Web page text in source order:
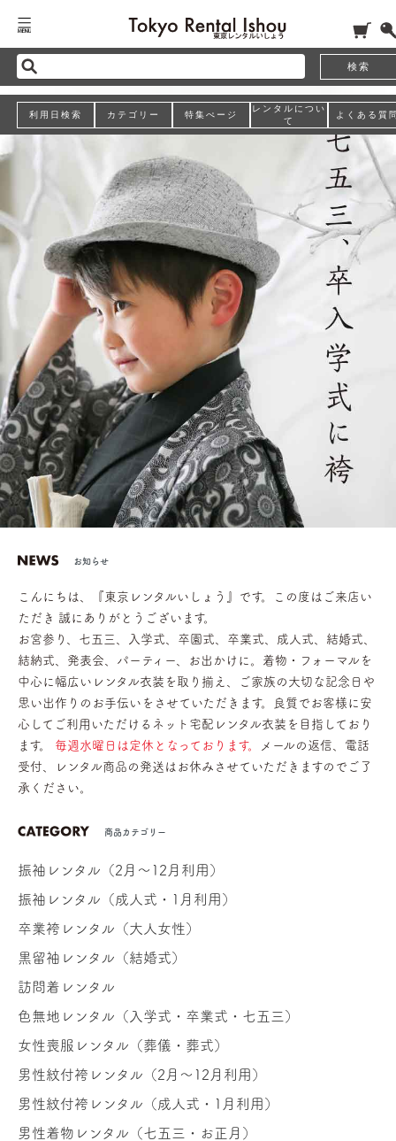
検索
利用日検索 カテゴリー 特集ぺージ
レンタルについ
て
よくある質
お知らせ
こんにちは、『東京レンタルいしょう』です。この度はご来店い
ただき 誠にありがとうございます。
お宮参り、七五三、入学式、卒園式、卒業式、成人式、結婚式、
結納式、発表会、パーティー、お出かけに。着物・フォーマルを
中心に幅広いレンタル衣装を取り揃え、ご家族の大切な記念日や
思い出作りのお手伝いをさせていただきます。良質でお客様に安
心してご利用いただけるネット宅配レンタル衣装を目指しており
ます。 毎週水曜日は定休となっております。
メールの返信、電話
受付、レンタル商品の発送はお休みさせていただきますのでご了
承ください。
商品カテゴリー
振袖レンタル（2月～12月利用）
振袖レンタル（成人式・1月利用）
卒業袴レンタル（大人女性）
黒留袖レンタル（結婚式）
訪問着レンタル
色無地レンタル（入学式・卒業式・七五三）
女性喪服レンタル（葬儀・葬式）
男性紋付袴レンタル（2月～12月利用）
男性紋付袴レンタル（成人式・1月利用）
男性着物レンタル（七五三・お正月）